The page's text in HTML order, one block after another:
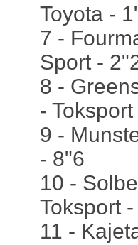
Toyota -
7 -
Sport -
8 -
-
9 -
- 8"6
10 -
Toksport
11 -